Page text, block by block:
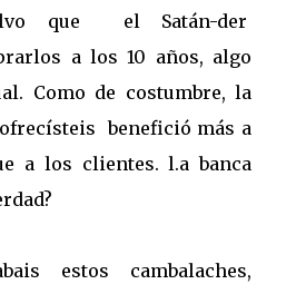
que el Satán-der
a los 10 años, algo
Como de costumbre, la
benefició más a
a los clientes. l.a banca
estos cambalaches,